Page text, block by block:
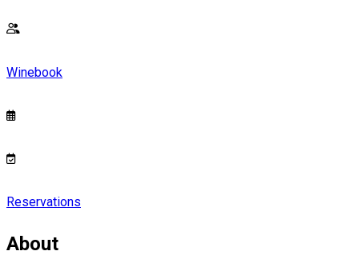
Winebook
Reservations
About